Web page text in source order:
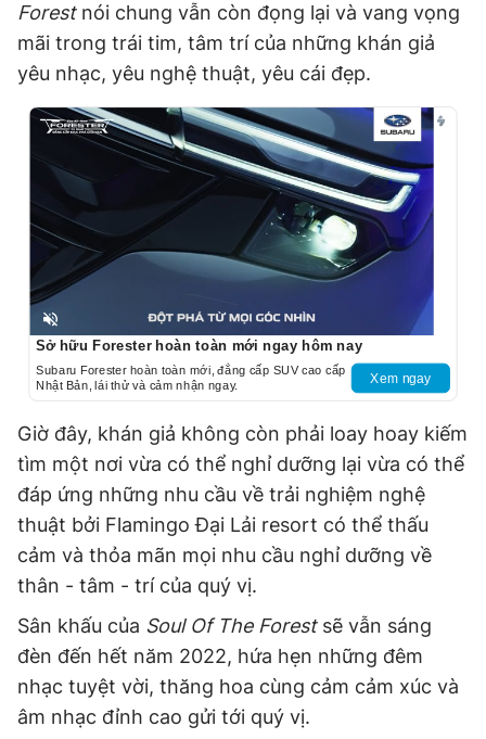
Forestnói chung vẫn còn đọng lại và vang vọng
mãi trong trái tim, tâm trí của những khán giả
yêu nhạc, yêu nghệ thuật, yêu cái đẹp.
Unmute
Sở hữu Forester hoàn toàn mới ngay hôm nay
Subaru Forester hoàn toàn mới, đẳng cấp SUV cao cấp
Nhật Bản, lái thử và cảm nhận ngay.
Xem ngay
Giờ đây, khán giả không còn phải loay hoay kiếm
tìm một nơi vừa có thể nghỉ dưỡng lại vừa có thể
đáp ứng những nhu cầu về trải nghiệm nghệ
thuật bởi Flamingo Đại Lải resort có thể thấu
cảm và thỏa mãn mọi nhu cầu nghỉ dưỡng về
thân - tâm - trí của quý vị.
Sân khấu của Soul Of The Forestsẽ vẫn sáng
đèn đến hết năm 2022, hứa hẹn những đêm
nhạc tuyệt vời, thăng hoa cùng cảm cảm xúc và
âm nhạc đỉnh cao gửi tới quý vị.